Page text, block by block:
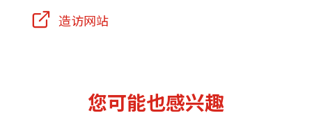
造访网站
您可能也感兴趣